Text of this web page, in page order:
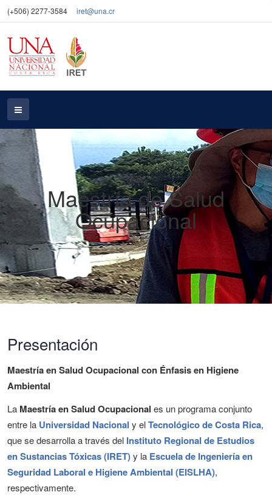
(+506) 2277-3584 iret@una.cr
Maestría de Salud
Ocupacional
Presentación
Maestría en Salud Ocupacional con Énfasis en Higiene
Ambiental
La Maestría en Salud Ocupacional es un programa conjunto
entre la Universidad Nacional y elTecnológico de Costa Rica,
que se desarrolla a través del Instituto Regional de Estudios
en Sustancias Tóxicas (IRET)y la Escuela de Ingeniería en
Seguridad Laboral e Higiene Ambiental (EISLHA),
respectivamente.